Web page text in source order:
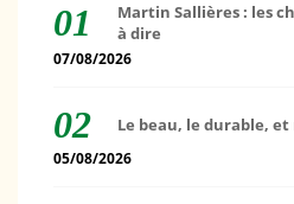
Martin Sallières : les
à dire
07/08/2026
Le beau, le durable, et
05/08/2026